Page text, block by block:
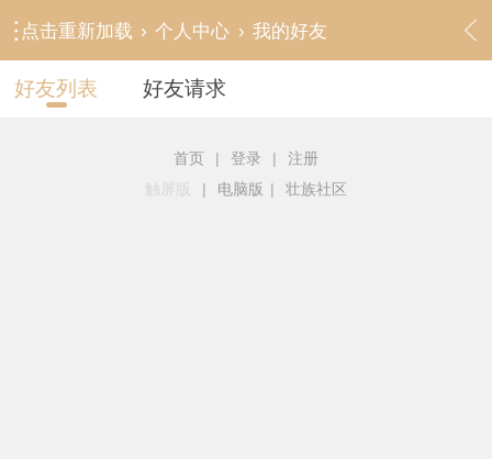
点击重新加载 › 个人中心 › 我的好友
好友列表 好友请求
首页 | 登录 |
注册
触屏版
| 电脑版 | 壮族社区